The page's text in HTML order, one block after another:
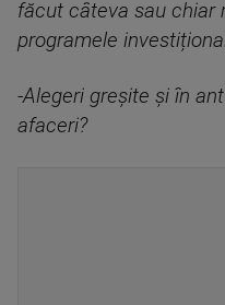
făcut câteva sau chiar
programele
-Alegeri greșite și în
afaceri?